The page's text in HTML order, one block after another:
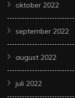
oktober 2022
september 2022
august 2022
juli 2022